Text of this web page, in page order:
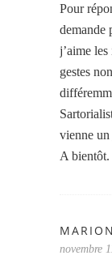
Pour
demande
j’aime
gestes
vienne un
A bientôt.
MARION
novembre